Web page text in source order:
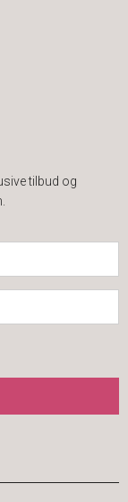
tilbud og